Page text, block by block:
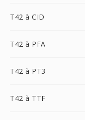
T42 à CID
T42 à PFA
T42 à PT3
T42 à TTF